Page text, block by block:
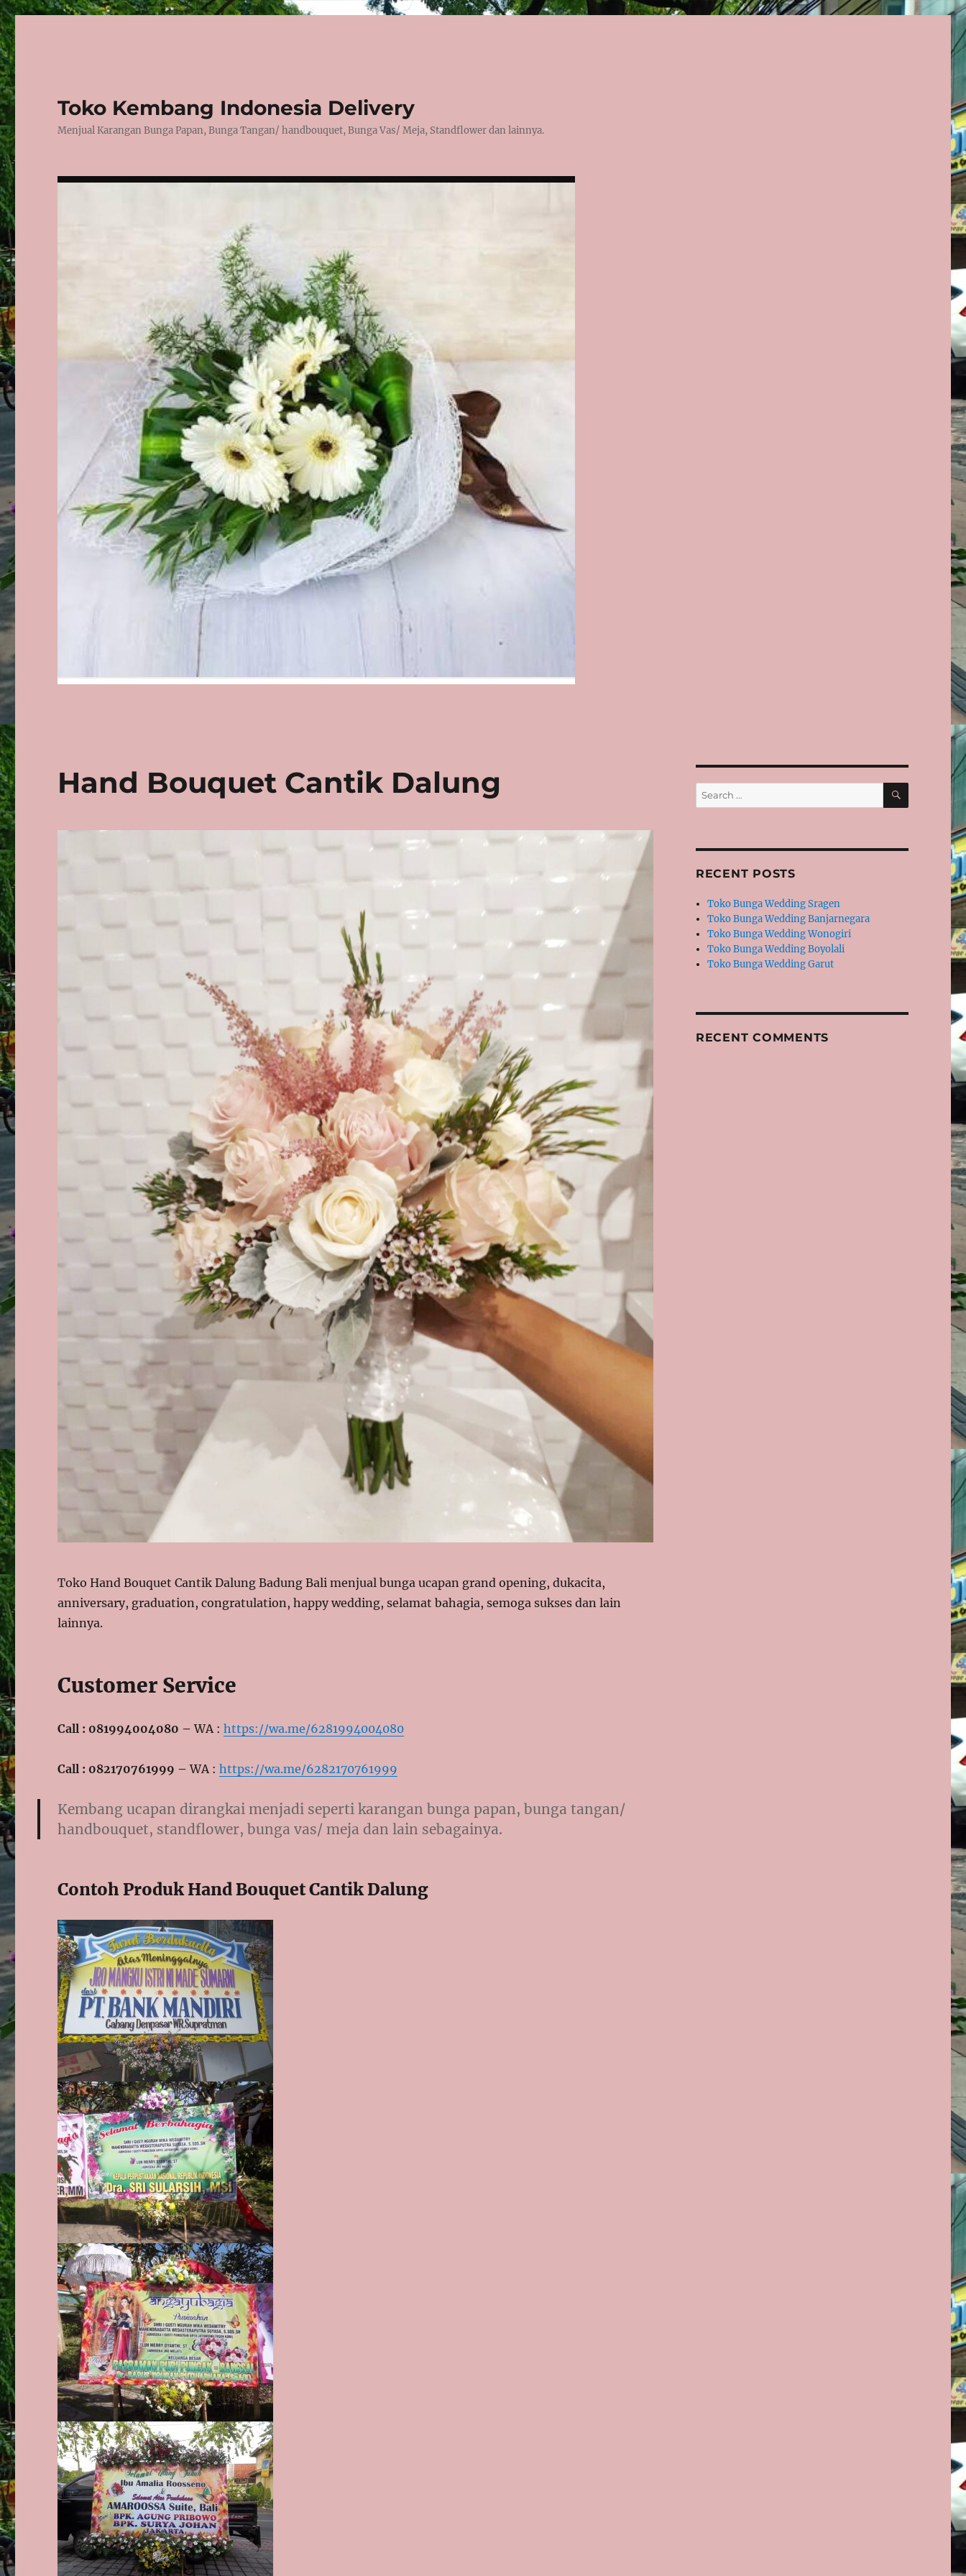
Toko Kembang Indonesia Delivery
Menjual Karangan Bunga Papan, Bunga Tangan/ handbouquet, Bunga Vas/ Meja, Standflower dan lainnya.
Hand Bouquet Cantik Dalung
Toko Hand Bouquet Cantik Dalung Badung Bali menjual bunga ucapan grand opening, dukacita,
anniversary, graduation, congratulation, happy wedding, selamat bahagia, semoga sukses dan lain
lainnya.
Customer Service
Call : 081994004080 –WA :https://wa.me/6281994004080
Call : 082170761999 –WA :https://wa.me/6282170761999
Kembang ucapan dirangkai menjadi seperti karangan bunga papan, bunga tangan/
handbouquet, standflower, bunga vas/ meja dan lain sebagainya.
Contoh Produk Hand Bouquet Cantik Dalung
Search
for:
SEARCH
RECENT POSTS
Toko Bunga Wedding Sragen
Toko Bunga Wedding Banjarnegara
Toko Bunga Wedding Wonogiri
Toko Bunga Wedding Boyolali
Toko Bunga Wedding Garut
RECENT COMMENTS